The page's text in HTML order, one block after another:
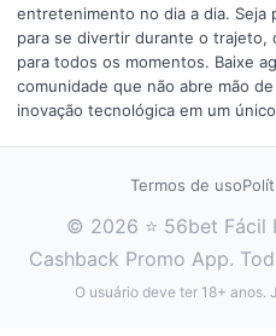
entretenimento no dia a dia. Seja
para se divertir durante o trajeto,
para todos os momentos. Baixe
comunidade que não abre mão
inovação tecnológica em um
Termos de uso
© 2026 ⭐ 56bet Fácil
Cashback Promo App.
O usuário deve ter 18+ anos.